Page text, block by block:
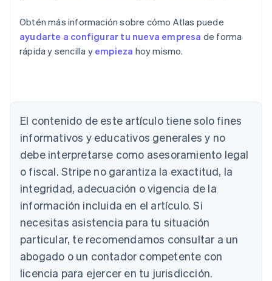
Obtén más información sobre cómo Atlas puede
ayudarte a configurar tu nueva empresa de forma
rápida y sencilla y empieza hoy mismo.
El contenido de este artículo tiene solo fines
informativos y educativos generales y no
debe interpretarse como asesoramiento legal
o fiscal. Stripe no garantiza la exactitud, la
integridad, adecuación o vigencia de la
información incluida en el artículo. Si
necesitas asistencia para tu situación
particular, te recomendamos consultar a un
abogado o un contador competente con
licencia para ejercer en tu jurisdicción.
DeutschEnglish
Australia
English
Austria
DeutschEnglish
Nederlands FrançaisDeutsch English
Brasil
Português English
Bulgaria
English
Canadá
China continental
简体中文English